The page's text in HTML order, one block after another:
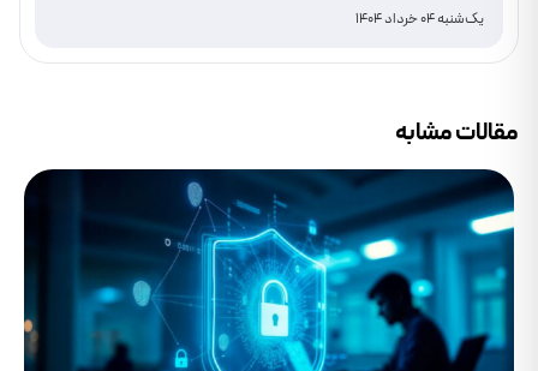
دانلود
یک‌شنبه 04 خرداد 1404
مقالات مشابه